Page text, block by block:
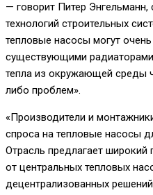
— говорит Питер Энгельманн,
технологий строительных
тепловые насосы могут
существующими
тепла из окружающей среды
либо проблем».
«Производители и
спроса на тепловые насосы
Отрасль предлагает широкий
от центральных тепловых
децентрализованных